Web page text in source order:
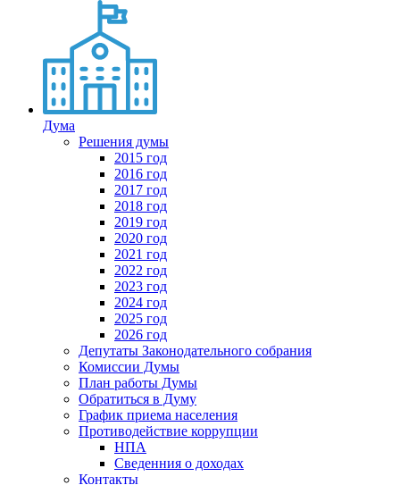
Дума
Решения думы
2015 год
2016 год
2017 год
2018 год
2019 год
2020 год
2021 год
2022 год
2023 год
2024 год
2025 год
2026 год
Депутаты Законодательного собрания
Комиссии Думы
План работы Думы
Обратиться в Думу
График приема населения
Противодействие коррупции
НПА
Сведенния о доходах
Контакты